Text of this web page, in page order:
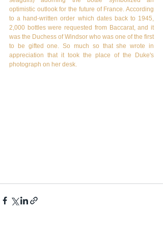
optimistic outlook for the future of France. According
to a hand-written order which dates back to 1945,
2,000 bottles were requested from Baccarat, and it
was the Duchess of Windsor who was one of the first
to be gifted one. So much so that she wrote in
appreciation that it took the place of the Duke's
photograph on her desk.